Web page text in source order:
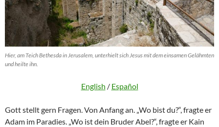
Hier, am Teich Bethesda in Jerusalem, unterhielt sich Jesus mit dem einsamen Gelähmten
und heilte ihn.
English / Español
Gott stellt gern Fragen. Von Anfang an. „Wo bist du?“, fragte er
Adam im Paradies. „Wo ist dein Bruder Abel?“, fragte er Kain